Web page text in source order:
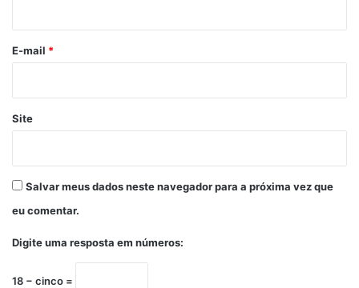
*
E-mail *
Site
Salvar meus dados neste navegador para a próxima vez que
eu comentar.
Digite uma resposta em números:
18 − cinco =